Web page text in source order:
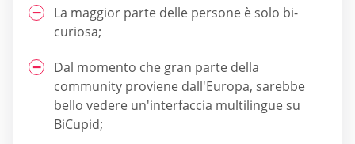
La maggior parte delle persone è solo bi-
curiosa;
Dal momento che gran parte della
community proviene dall'Europa, sarebbe
bello vedere un'interfaccia multilingue su
BiCupid;